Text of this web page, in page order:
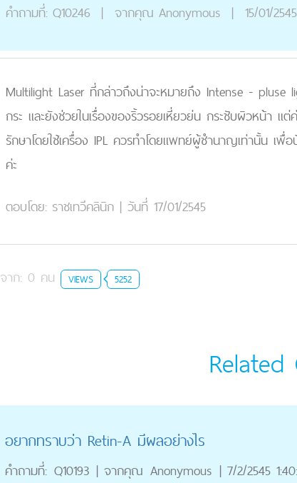
คำถามที่: Q10246 | จากคุณ Anonymous | 15/01/
Multilight Laser ที่กล่าวถึงน่าจะหมายถึง Intense -
กระ และยังช่วยในเรื่องของริ้วรอยเหี่ยวย่น กระชับผิวหน้า แ
รักษาโดยใช้เครื่อง IPL ควรทำโดยแพทย์ผู้ชำนาญเท่านั้น เพื่อ
ค่ะ
ตอบโดย: ราชเทวีคลินิก | วันที่ 17/01/2545
จาก: 0 คน VIEWS 5252
อยากทราบว่า Retin-A มีผลอย่างไร
คำถามที่: Q10193 | จากคุณ Anonymous | 7/2/2545